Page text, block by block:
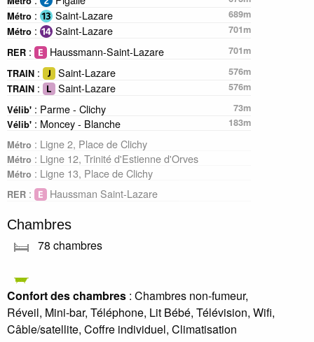
Métro : Saint-Lazare
689m
Métro : Saint-Lazare
701m
RER : Haussmann-Saint-Lazare
701m
TRAIN : Saint-Lazare
576m
TRAIN : Saint-Lazare
576m
Vélib' : Parme - Clichy
73m
Vélib' : Moncey - Blanche
183m
Métro : Ligne 2, Place de Clichy
Métro : Ligne 12, Trinité d'Estienne d'Orves
Métro : Ligne 13, Place de Clichy
RER : Haussman Saint-Lazare
Chambres
78 chambres
Confort des chambres : Chambres non-fumeur,
Réveil, Mini-bar, Téléphone, Lit Bébé, Télévision, Wifi,
Câble/satellite, Coffre individuel, Climatisation